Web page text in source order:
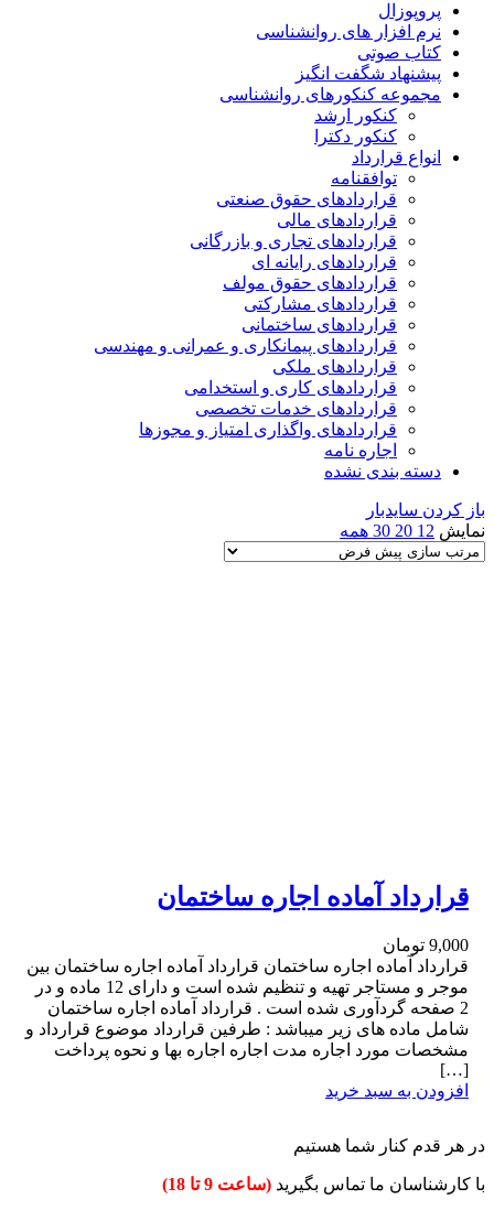
پروپوزال
نرم افزار های روانشناسی
کتاب صوتی
پیشنهاد شگفت انگیز
مجموعه کنکورهای روانشناسی
کنکور ارشد
کنکور دکترا
انواع قرارداد
توافقنامه
قراردادهای حقوق صنعتی
قراردادهای مالی
قراردادهای تجاری و بازرگانی
قراردادهای رایانه ای
قراردادهای حقوق مولف
قراردادهای مشارکتی
قراردادهای ساختمانی
قراردادهای پیمانکاری و عمرانی و مهندسی
قراردادهای ملکی
قراردادهای کاری و استخدامی
قراردادهای خدمات تخصصی
قراردادهای واگذاری امتیاز و مجوزها
اجاره نامه
دسته بندی نشده
باز کردن سایدبار
نمایش 12
20
30 همه
قرارداد آماده اجاره ساختمان
9,000 تومان
قرارداد آماده اجاره ساختمان قرارداد آماده اجاره ساختمان بین
موجر و مستاجر تهیه و تنظیم شده است و دارای 12 ماده و در
2 صفحه گردآوری شده است . قرارداد آماده اجاره ساختمان
شامل ماده های زیر میباشد : طرفین قرارداد موضوع قرارداد و
مشخصات مورد اجاره مدت اجاره اجاره بها و نحوه پرداخت
[…]
افزودن به سبد خرید
در هر قدم کنار شما هستیم
با کارشناسان ما تماس بگیرید (ساعت 9 تا 18)